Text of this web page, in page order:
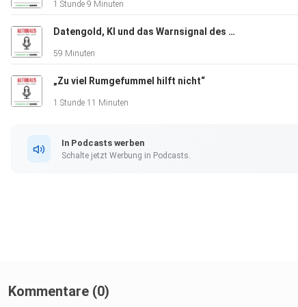
1 Stunde 9 Minuten
Datengold, KI und das Warnsignal des DAT-Reports
59 Minuten
„Zu viel Rumgefummel hilft nicht“
1 Stunde 11 Minuten
In Podcasts werben
Schalte jetzt Werbung in Podcasts.
Kommentare (0)